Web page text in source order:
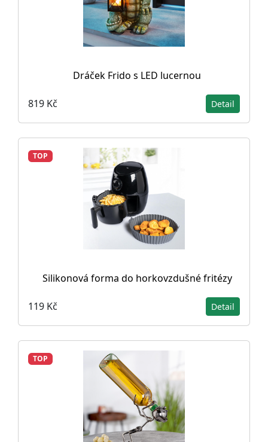
Dráček Frido s LED lucernou
819 Kč Detail
TOP
Silikonová forma do horkovzdušné fritézy
119 Kč Detail
TOP